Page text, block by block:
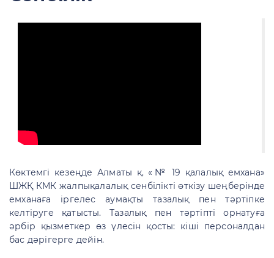
Көктемгі кезеңде Алматы қ. «№ 19 қалалық емхана»
ШЖҚ КМК жалпықалалық сенбілікті өткізу шеңберінде
емханаға іргелес аумақты тазалық пен тәртіпке
келтіруге қатысты. Тазалық пен тәртіпті орнатуға
әрбір қызметкер өз үлесін қосты: кіші персоналдан
бас дәрігерге дейін.